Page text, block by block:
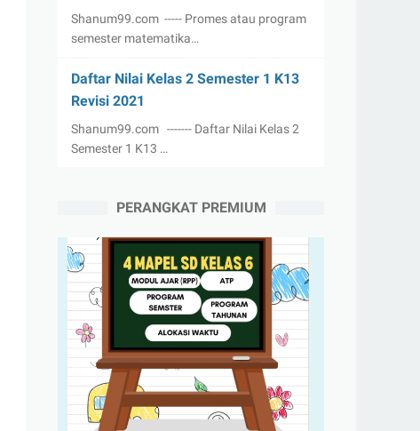
Shanum99.com ----- Promes atau program
semester matematika…
Daftar Nilai Kelas 2 Semester 1 K13
Revisi 2021
Shanum99.com ------- Daftar Nilai Kelas 2
Semester 1 K13 …
PERANGKAT PREMIUM